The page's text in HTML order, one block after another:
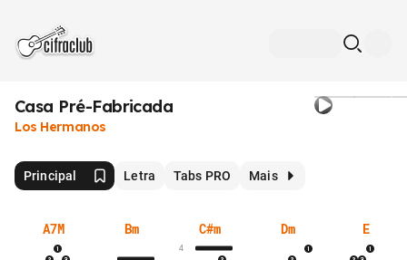
Casa Pré-Fabricada
Los Hermanos
Principal Letra Tabs PRO Mais
A7M Bm C#m
4
Dm E